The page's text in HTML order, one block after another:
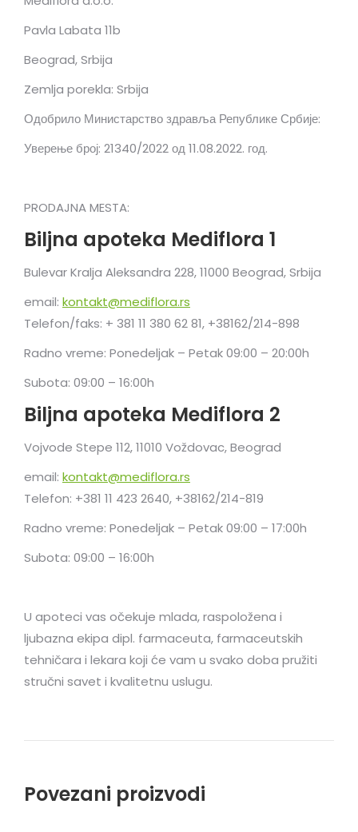
Pavla Labata 11b
Beograd, Srbija
Zemlja porekla: Srbija
Одобрило Министарство здравља Републике Србије:
Уверење број: 21340/2022 од 11.08.2022. год.
PRODAJNA MESTA:
Biljna apoteka Mediflora 1
Bulevar Kralja Aleksandra 228, 11000 Beograd, Srbija
email: kontakt@mediflora.rs
Telefon/faks: + 381 11 380 62 81, +38162/214-898
Radno vreme: Ponedeljak – Petak 09:00 – 20:00h
Subota: 09:00 – 16:00h
Biljna apoteka Mediflora 2
Vojvode Stepe 112, 11010 Voždovac, Beograd
email: kontakt@mediflora.rs
Telefon: +381 11 423 2640, +38162/214-819
Radno vreme: Ponedeljak – Petak 09:00 – 17:00h
Subota: 09:00 – 16:00h
U apoteci vas očekuje mlada, raspoložena i
ljubazna ekipa dipl. farmaceuta, farmaceutskih
tehničara i lekara koji će vam u svako doba pružiti
stručni savet i kvalitetnu uslugu.
Povezani proizvodi